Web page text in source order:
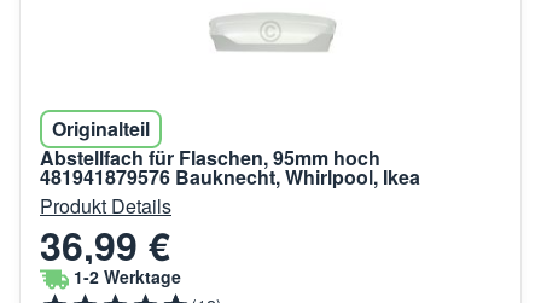
Originalteil
Abstellfach für Flaschen, 95mm hoch
481941879576 Bauknecht, Whirlpool, Ikea
Produkt Details
36,99 €
1-2 Werktage